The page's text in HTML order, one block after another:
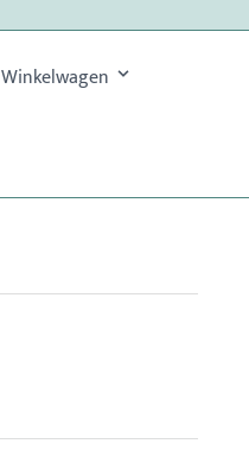
Winkelwagen